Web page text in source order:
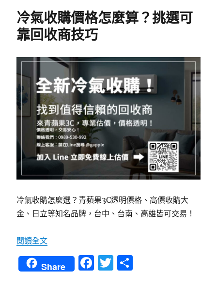
b
o
o
k
r
冷氣收購價格怎麼算？挑選可
靠回收商技巧
冷氣收購怎麼選？青蘋果3C透明價格、高價收購大
金、日立等知名品牌，台中、台南、高雄皆可交易！
閱讀全文〈冷氣收購價格怎麼算？挑選可靠回收商技巧〉
Share
F
T